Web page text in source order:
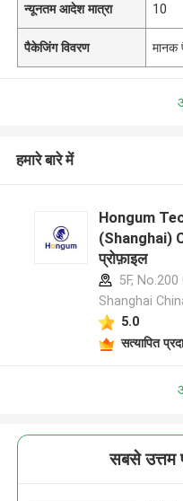
न्यूनतम आदेश मात्रा 10
पैकेजिंग विवरण
हमारे बारे में
Hongum
(Shanghai)
प्रोफ़ाइल
5F,
Shanghai
5.0
सत्यापित
सबसे उत्तम